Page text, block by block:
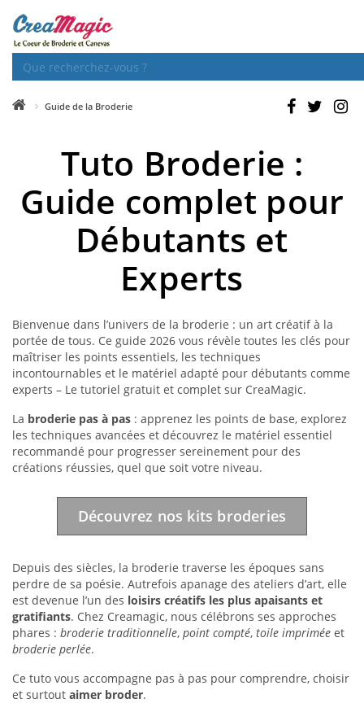
Guide de la Broderie
Tuto Broderie :
Guide complet pour
Débutants et
Experts
Bienvenue dans l’univers de la broderie : un art créatif à la
portée de tous. Ce guide 2026 vous révèle toutes les clés pour
maîtriser les points essentiels, les techniques
incontournables et le matériel adapté pour débutants comme
experts – Le tutoriel gratuit et complet sur CreaMagic.
La broderie pas à pas : apprenez les points de base, explorez
les techniques avancées et découvrez le matériel essentiel
recommandé pour progresser sereinement pour des
créations réussies, quel que soit votre niveau.
Découvrez nos kits broderies
Depuis des siècles, la broderie traverse les époques sans
perdre de sa poésie. Autrefois apanage des ateliers d’art, elle
est devenue l’un des loisirs créatifs les plus apaisants et
gratifiants. Chez Creamagic, nous célébrons ses approches
phares : broderie traditionnelle, point compté, toile imprimée et
broderie perlée.
Ce tuto vous accompagne pas à pas pour comprendre, choisir
et surtout aimer broder.